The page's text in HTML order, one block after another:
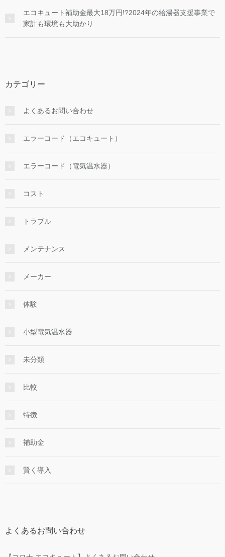
エコキュート補助金最大18万円!?2024年の給湯器支援事業で
家計も環境も大助かり
カテゴリー
よくあるお問い合わせ
エラーコード（エコキュート）
エラーコード（電気温水器）
コスト
トラブル
メンテナンス
メーカー
体験
小型電気温水器
未分類
比較
特徴
補助金
賢く導入
よくあるお問い合わせ